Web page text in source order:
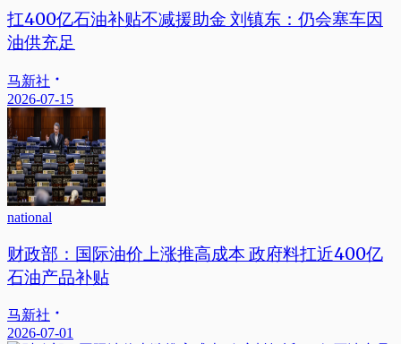
扛400亿石油补贴不减援助金 刘镇东：仍会塞车因
油供充足
马新社
2026-07-15
national
财政部：国际油价上涨推高成本 政府料扛近400亿
石油产品补贴
马新社
2026-07-01